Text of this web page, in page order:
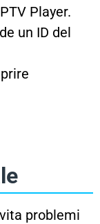
Player.
un ID del
problemi